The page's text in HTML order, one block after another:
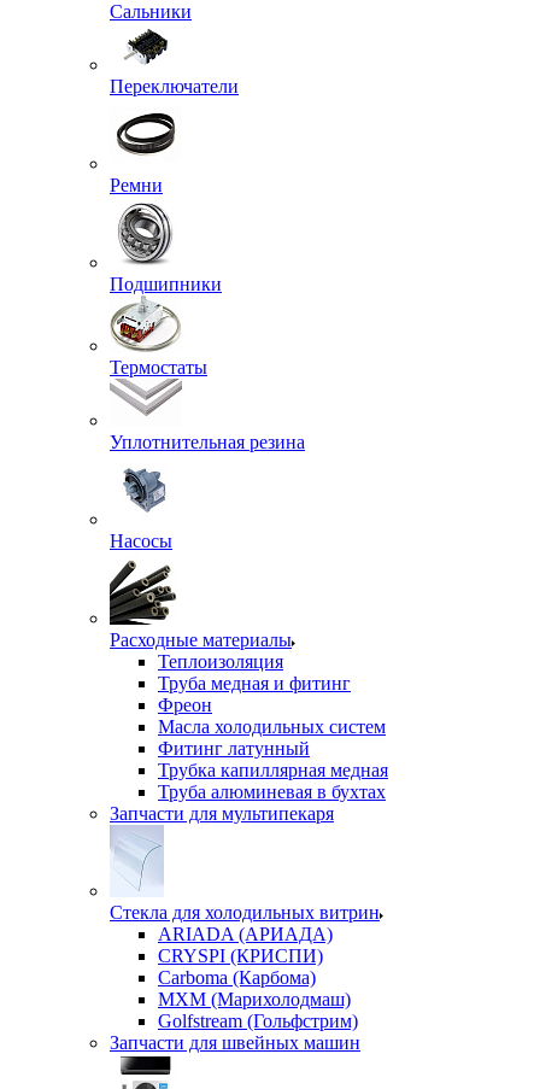
Сальники
Переключатели
Ремни
Подшипники
Термостаты
Уплотнительная резина
Насосы
Расходные материалы
Теплоизоляция
Труба медная и фитинг
Фреон
Масла холодильных систем
Фитинг латунный
Трубка капиллярная медная
Труба алюминевая в бухтах
Запчасти для мультипекаря
Стекла для холодильных витрин
ARIADA (АРИАДА)
CRYSPI (КРИСПИ)
Carboma (Карбома)
MXM (Марихолодмаш)
Golfstream (Гольфстрим)
Запчасти для швейных машин